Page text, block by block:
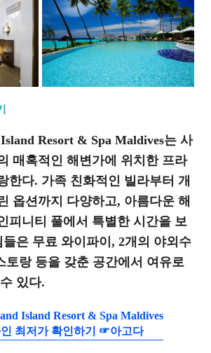
Resort & Spa Maldives는 사
매혹적인 해변가에 위치한 프라
한다. 가족 친화적인 빌라부터 개
옵션까지 다양하고, 아름다운 해
피니티 풀에서 특별한 시간을 보
은 무료 와이파이, 2개의 야외수
토랑 등을 갖춘 공간에서 여유로
있다.
Island Resort & Spa Maldives
최저가 확인하기 ☞아고다